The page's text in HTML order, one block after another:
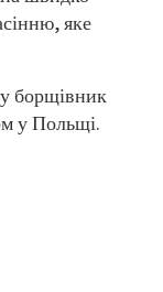
яке
борщівник
у Польщі.